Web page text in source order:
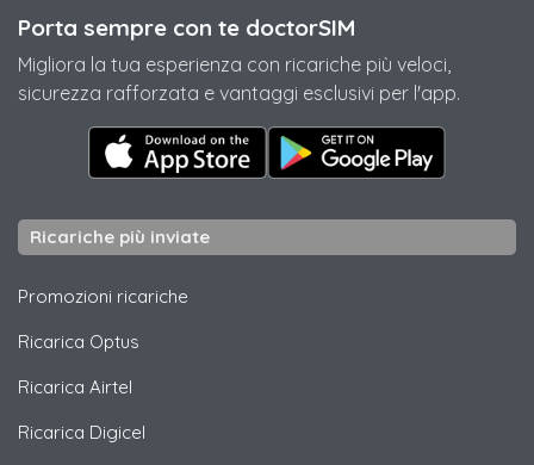
Porta sempre con te doctorSIM
Migliora la tua esperienza con ricariche più veloci,
sicurezza rafforzata e vantaggi esclusivi per l'app.
Ricariche più inviate
Promozioni ricariche
Ricarica Optus
Ricarica Airtel
Ricarica Digicel